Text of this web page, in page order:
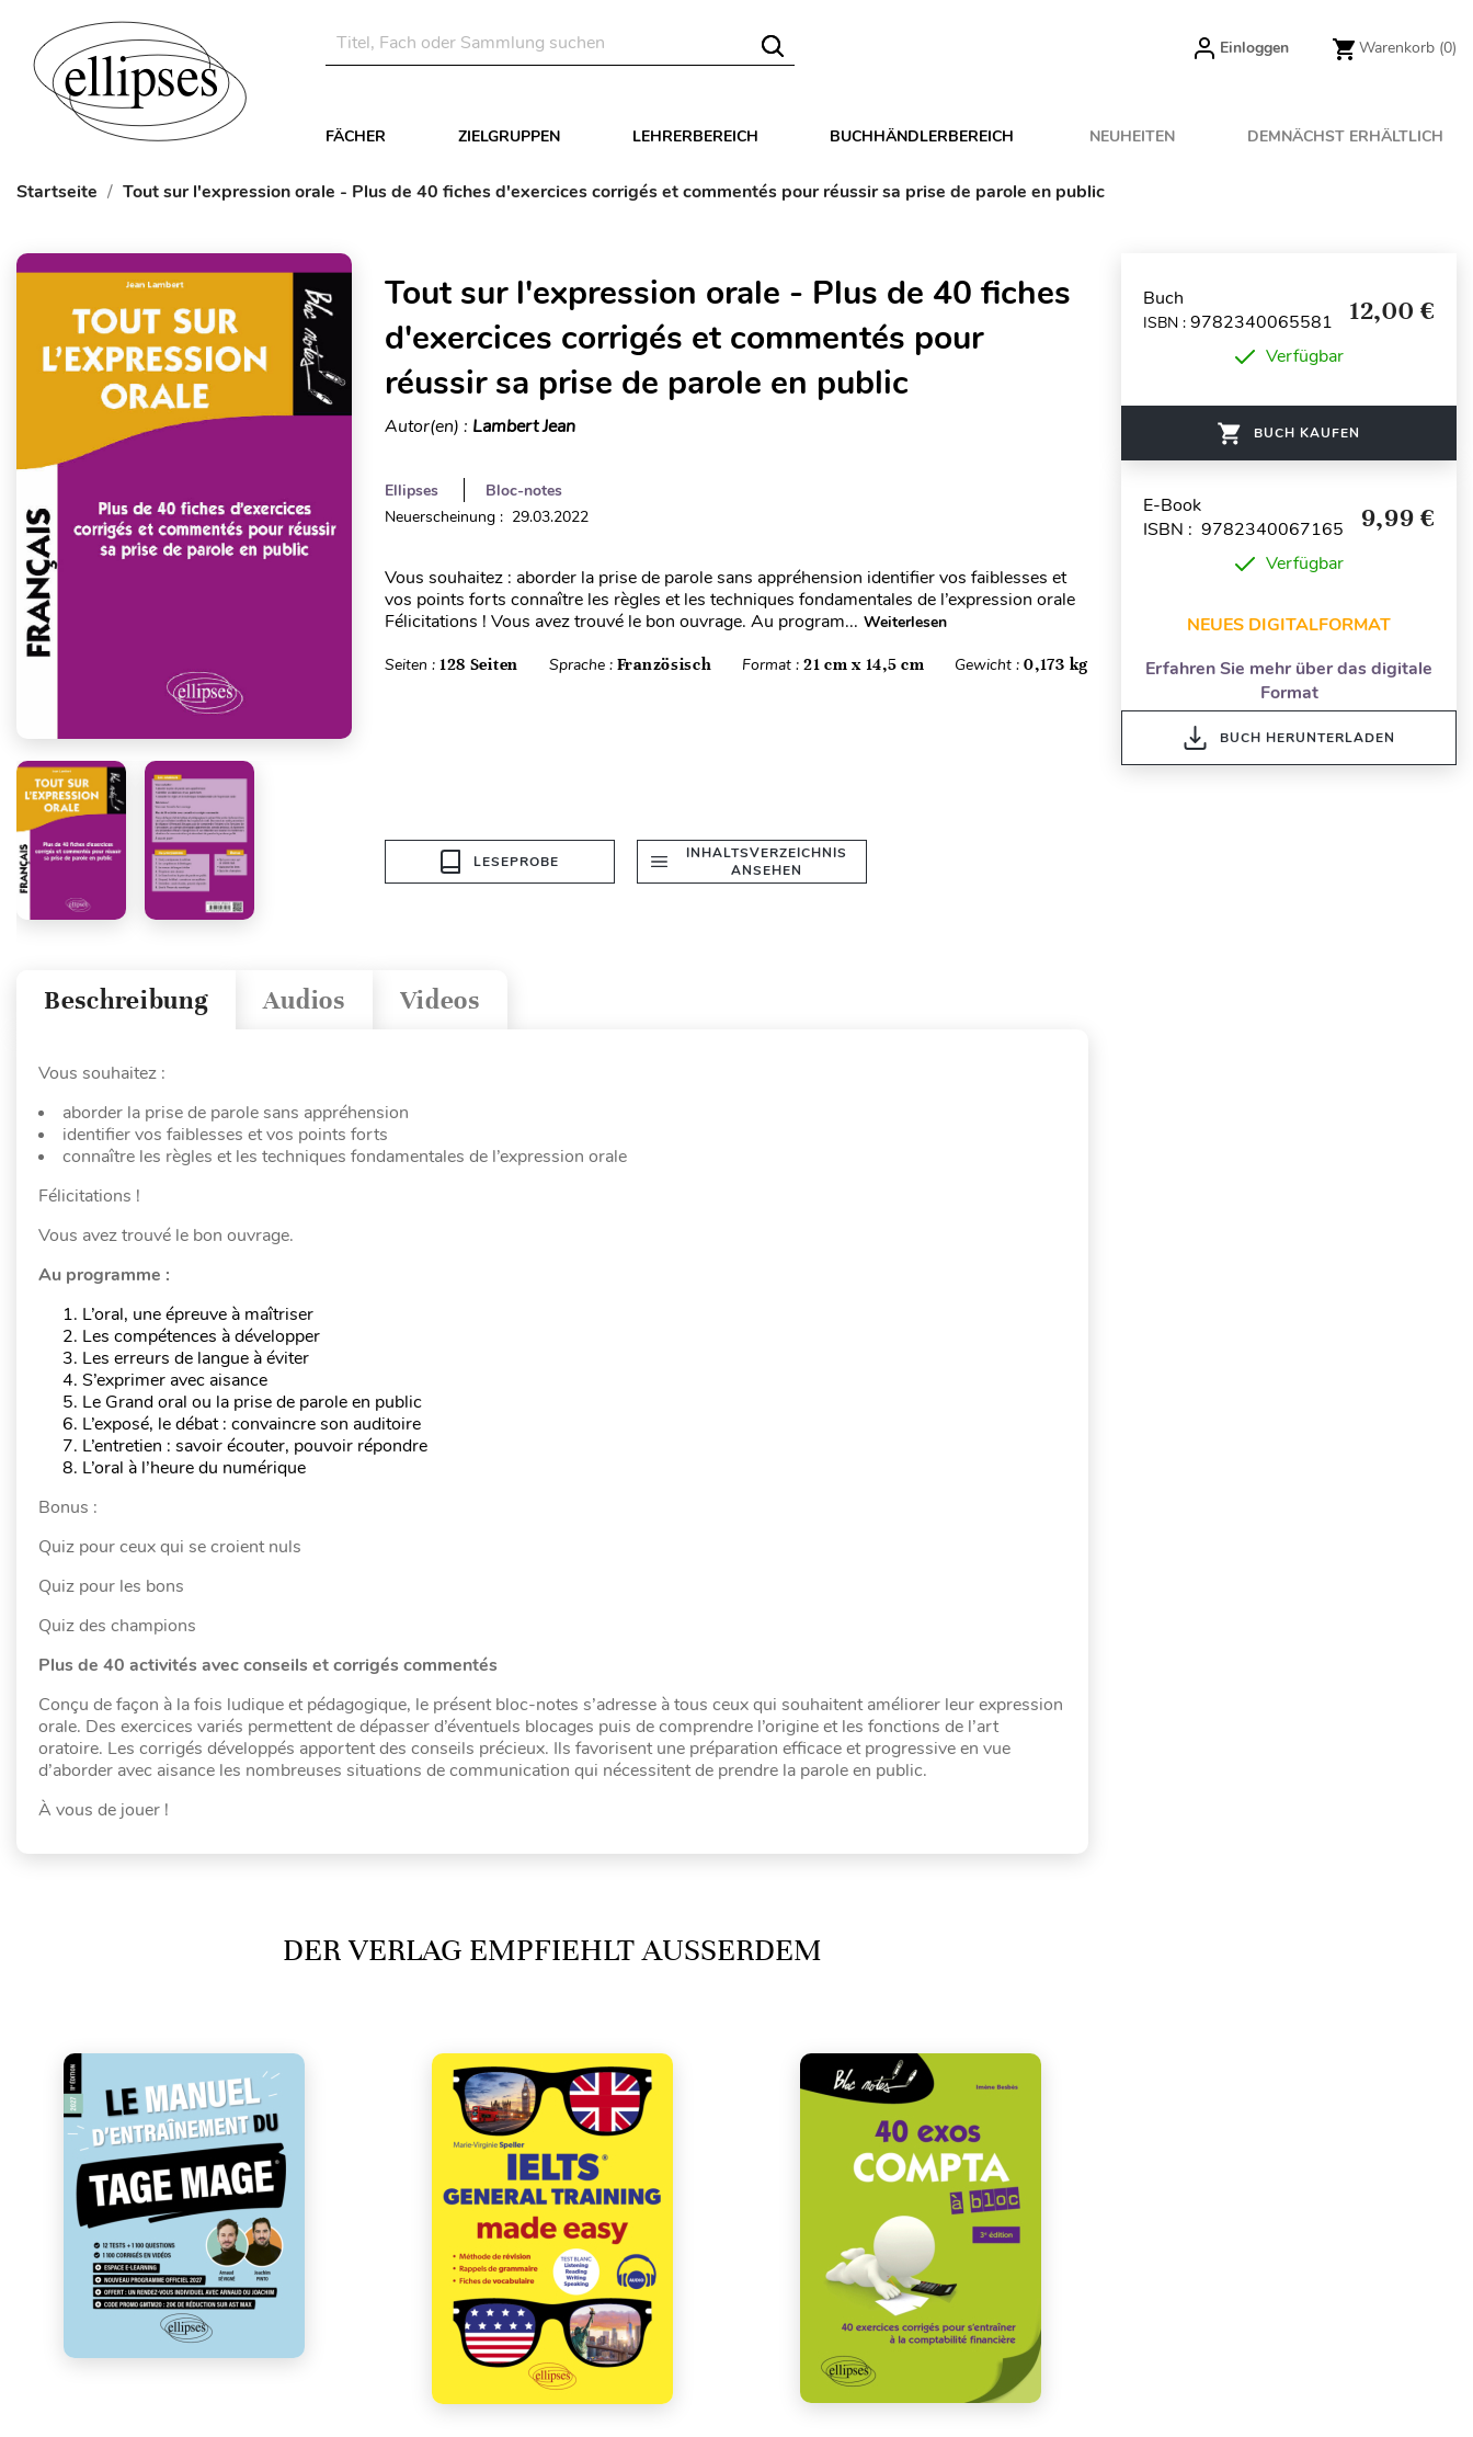
Einloggen Warenkorb (0)
FÄCHER ZIELGRUPPEN LEHRERBEREICH BUCHHÄNDLERBEREICH NEUHEITEN DEMNÄCHST ERHÄLTLICH
Startseite Tout sur l'expression orale - Plus de 40 fiches d'exercices corrigés et commentés pour réussir sa prise de parole en public
Tout sur l'expression orale - Plus de 40 fiches
d'exercices corrigés et commentés pour
réussir sa prise de parole en public
Autor(en) : Lambert Jean
Ellipses
Bloc-notes
Neuerscheinung : 29.03.2022
Vous souhaitez : aborder la prise de parole sans appréhension identifier vos faiblesses et
vos points forts connaître les règles et les techniques fondamentales de l’expression orale
Félicitations ! Vous avez trouvé le bon ouvrage. Au program... Weiterlesen
Seiten : 128 Seiten Sprache : Französisch Format :21 cm x 14,5 cm Gewicht :0,173 kg
LESEPROBE
INHALTSVERZEICHNIS
ANSEHEN
Videos
Audios
Beschreibung
Vous souhaitez :
aborder la prise de parole sans appréhension
identifier vos faiblesses et vos points forts
connaître les règles et les techniques fondamentales de l’expression orale
Félicitations !
Vous avez trouvé le bon ouvrage.
Au programme :
L’oral, une épreuve à maîtriser
Les compétences à développer
Les erreurs de langue à éviter
S’exprimer avec aisance
Le Grand oral ou la prise de parole en public
L’exposé, le débat : convaincre son auditoire
L’entretien : savoir écouter, pouvoir répondre
L’oral à l’heure du numérique
Bonus :
Quiz pour ceux qui se croient nuls
Quiz pour les bons
Quiz des champions
Plus de 40 activités avec conseils et corrigés commentés
Conçu de façon à la fois ludique et pédagogique, le présent bloc-notes s’adresse à tous ceux qui souhaitent améliorer leur expression
orale. Des exercices variés permettent de dépasser d’éventuels blocages puis de comprendre l’origine et les fonctions de l’art
oratoire. Les corrigés développés apportent des conseils précieux. Ils favorisent une préparation efficace et progressive en vue
d’aborder avec aisance les nombreuses situations de communication qui nécessitent de prendre la parole en public.
À vous de jouer !
DER VERLAG EMPFIEHLT AUSSERDEM
Buch
ISBN : 9782340065581 12,00 €
Verfügbar
BUCH KAUFEN
E-Book
ISBN : 9782340067165
9,99 €
Verfügbar
NEUES DIGITALFORMAT
Erfahren Sie mehr über das digitale
Format
BUCH HERUNTERLADEN